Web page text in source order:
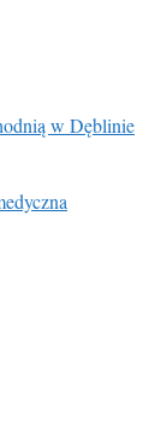
w Dęblinie